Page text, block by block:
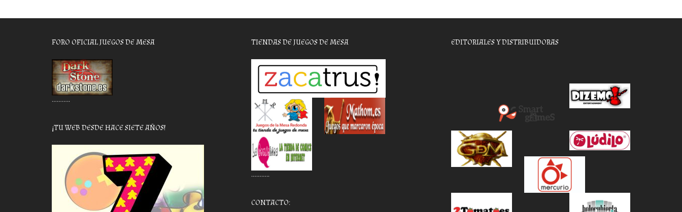
FORO OFICIAL JUEGOS DE MESA
………..
¡TU WEB DESDE HACE SIETE AÑOS!
TIENDAS DE JUEGOS DE MESA
………..
CONTACTO:
EDITORIALES Y DISTRIBUIDORAS